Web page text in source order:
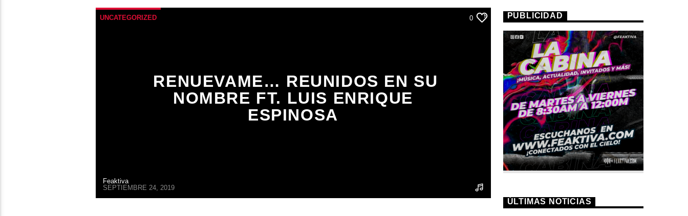
UNCATEGORIZED 0
RENUEVAME… REUNIDOS EN SU
NOMBRE FT. LUIS ENRIQUE
ESPINOSA
Feaktiva
SEPTIEMBRE 24, 2019
PUBLICIDAD
ÚLTIMAS NOTICIAS